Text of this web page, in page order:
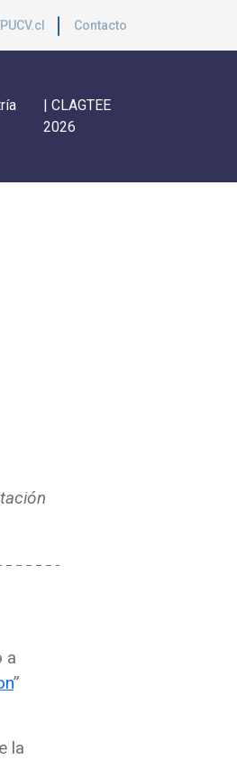
PUCV.cl Contacto
| CLAGTEE
2026
a
”
la